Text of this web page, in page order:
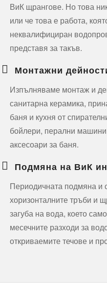
ВиК щрангове. Но това
или че това е работа,
неквалифициран
представя за такъв.
Монтажни
Изпълняваме монтаж и
санитарна керамика,
баня и кухня от
бойлери, перални
аксесоари за баня.
Подмяна на ВиК
Периодичната подмяна и
хоризонталните тръби и
загуба на вода, което
месечните разходи за
откриваемите течове и